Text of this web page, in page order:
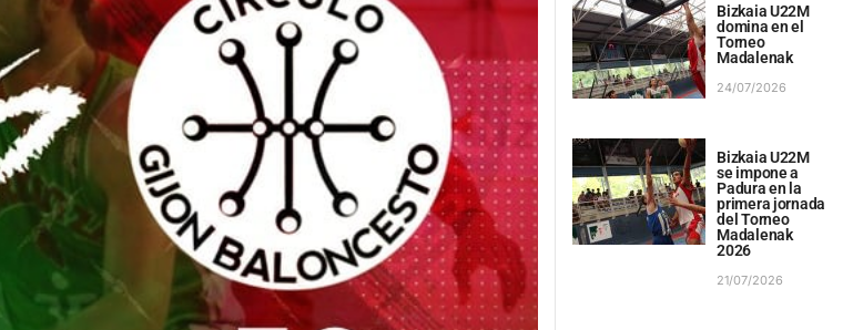
Bizkaia U22M
domina en el
Torneo
Madalenak
24/07/2026
Bizkaia U22M
se impone a
Padura en la
primera jornada
del Torneo
Madalenak
2026
21/07/2026